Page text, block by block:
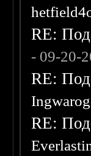
RE:
- 09-20-
RE:
RE: